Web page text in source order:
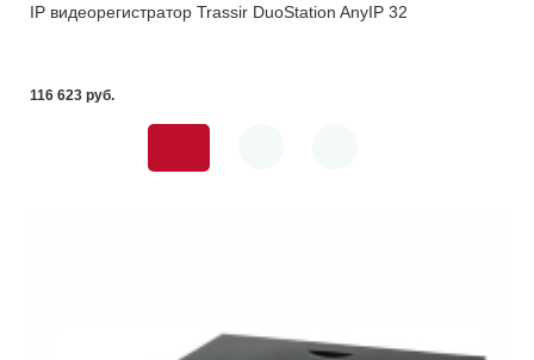
IP видеорегистратор Trassir DuoStation AnyIP 32
116 623 pуб.